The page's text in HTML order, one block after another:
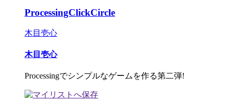
ProcessingClickCircle
木目壱心
木目壱心
Processingでシンプルなゲームを作る第二弾!